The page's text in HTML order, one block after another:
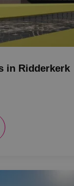
in Ridderkerk